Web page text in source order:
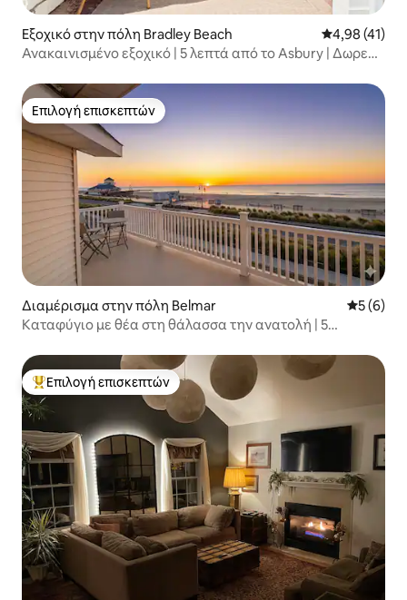
Εξοχικό στην πόλη Bradley Beach Μέση
4,98 (41)
Ανακαινισμένο εξοχικό | 5 λεπτά από το Asbury | Δωρεάν
Επιλογή επισκεπτών
Επιλογή επισκεπτών
Διαμέρισμα στην πόλη Belmar Μέση
5 (6)
Καταφύγιο με θέα στη θάλασσα την ανατολή | 5
Κορυφαία επιλογή επισκεπτών
Επιλογή επισκεπτών